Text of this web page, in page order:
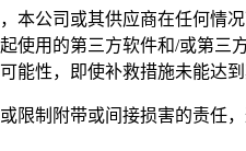
本公司或其供应商在任何情
使用的第三方软件和/或第
能性，即使补救措施未能达到
限制附带或间接损害的责任